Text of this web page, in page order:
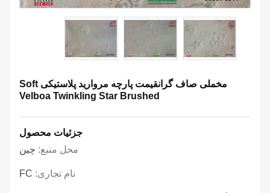
مخملی صاف گرانقیمت پارچه مروارید پلاستیکی Soft
Velboa Twinkling Star Brushed
جزئیات محصول
محل منبع: چين
نام تجاری: FC